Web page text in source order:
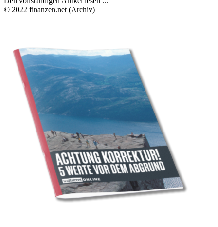
© 2022 finanzen.net (Archiv)